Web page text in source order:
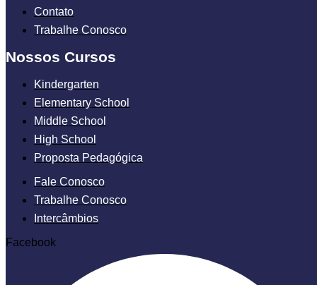
Contato
Trabalhe Conosco
Nossos Cursos
Kindergarten
Elementary School
Middle School
High School
Proposta Pedagógica
Fale Conosco
Trabalhe Conosco
Intercâmbios
Facebook